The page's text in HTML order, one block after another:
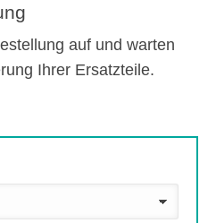
auf und warten
Ihrer Ersatzteile.